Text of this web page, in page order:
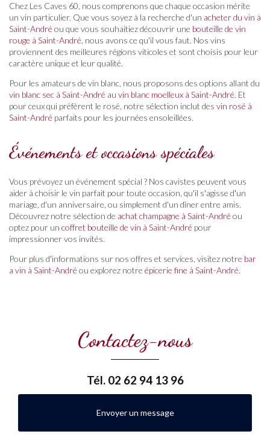
Chez Les Caves 60, nous comprenons que chaque occasion mérite
un vin particulier. Que vous soyez à la recherche d'un acheter du vin à
Saint-André ou que vous souhaitiez découvrir une bouteille de vin
rouge à Saint-André , nous avons ce qu'il vous faut. Nos vins
proviennent des meilleures régions viticoles et sont choisis pour leur
caractère unique et leur qualité.
Pour les amateurs de vin blanc, nous proposons des options allant du
vin blanc sec à Saint-André au vin blanc moelleux à Saint-André. Et
pour ceux qui préfèrent le rosé, notre sélection inclut des vin rosé à
Saint-André parfaits pour les journées ensoleillées.
Événements et occasions spéciales
Vous prévoyez un événement spécial ? Nos cavistes peuvent vous
aider à choisir le vin parfait pour toute occasion, qu'il s'agisse d'un
mariage, d'un anniversaire, ou simplement d'un dîner entre amis.
Découvrez notre sélection de achat champagne à Saint-André ou
optez pour un coffret bouteille de vin à Saint-André pour
impressionner vos invités.
Pour plus d'informations sur nos offres et services, visitez notre bar
a vin à Saint-André ou explorez notre épicerie fine à Saint-André.
Contactez-nous
Tél. 02 62 94 13 96
Envoyer un message